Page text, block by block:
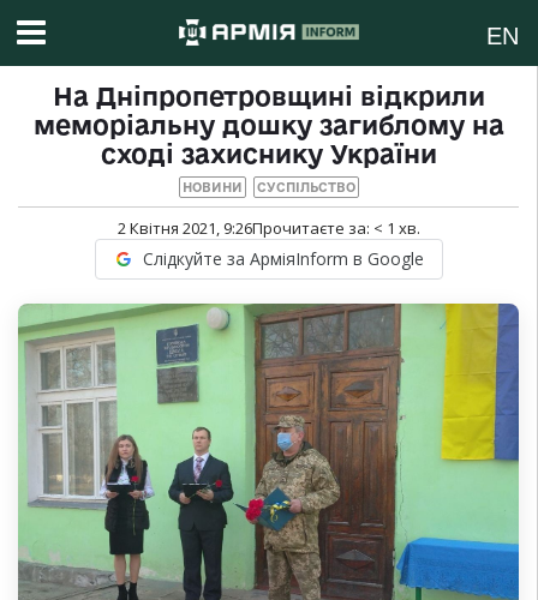
EN
На Дніпропетровщині відкрили
меморіальну дошку загиблому на
сході захиснику України
НОВИНИ СУСПІЛЬСТВО
2 Квітня 2021, 9:26Прочитаєте за: < 1 хв.
Слідкуйте за АрміяInform в Google